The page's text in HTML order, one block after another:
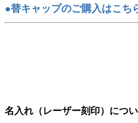
●替キャップのご購入はこち
名入れ（レーザー刻印）につ